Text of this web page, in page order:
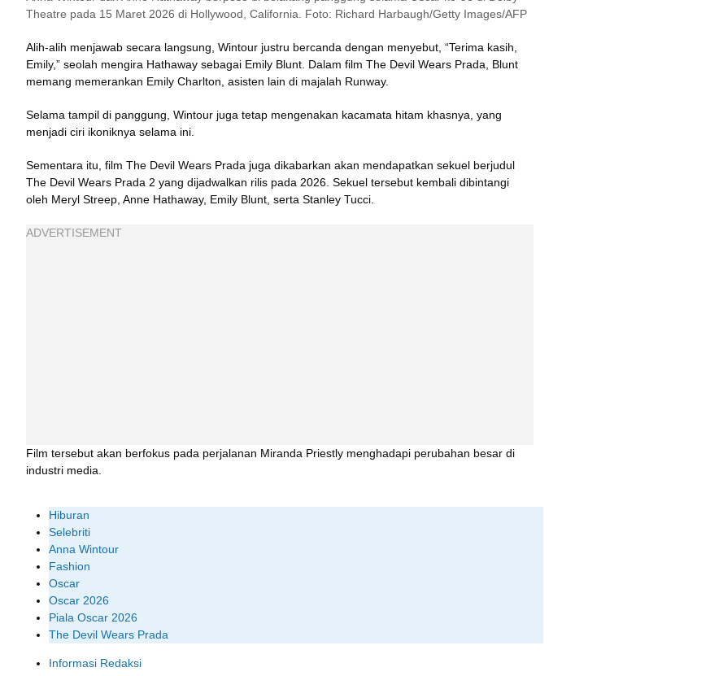
Theatre pada 15 Maret 2026 di Hollywood, California. Foto: Richard Harbaugh/Getty Images/AFP
Alih-alih menjawab secara langsung, Wintour justru bercanda dengan menyebut, “Terima kasih,
Emily,” seolah mengira Hathaway sebagai Emily Blunt. Dalam film The Devil Wears Prada, Blunt
memang memerankan Emily Charlton, asisten lain di majalah Runway.
Selama tampil di panggung, Wintour juga tetap mengenakan kacamata hitam khasnya, yang
menjadi ciri ikoniknya selama ini.
Sementara itu, film The Devil Wears Prada juga dikabarkan akan mendapatkan sekuel berjudul
The Devil Wears Prada 2 yang dijadwalkan rilis pada 2026. Sekuel tersebut kembali dibintangi
oleh Meryl Streep, Anne Hathaway, Emily Blunt, serta Stanley Tucci.
ADVERTISEMENT
Film tersebut akan berfokus pada perjalanan Miranda Priestly menghadapi perubahan besar di
industri media.
Hiburan
Selebriti
Anna Wintour
Fashion
Oscar
Oscar 2026
Piala Oscar 2026
The Devil Wears Prada
Informasi Redaksi